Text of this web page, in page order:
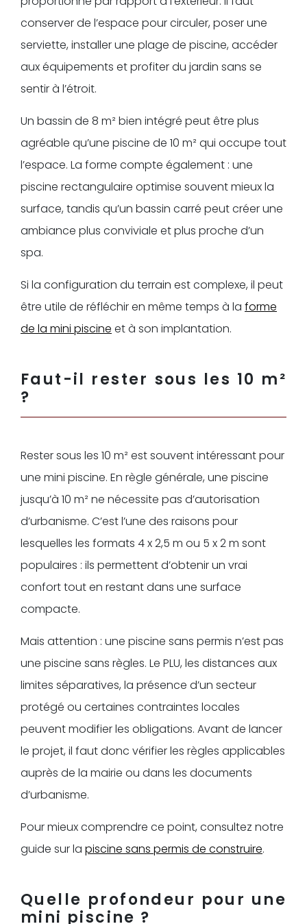
conserver de l’espace pour circuler, poser une
serviette, installer une plage de piscine, accéder
aux équipements et profiter du jardin sans se
sentir à l’étroit.
Un bassin de 8 m² bien intégré peut être plus
agréable qu’une piscine de 10 m² qui occupe tout
l’espace. La forme compte également : une
piscine rectangulaire optimise souvent mieux la
surface, tandis qu’un bassin carré peut créer une
ambiance plus conviviale et plus proche d’un
spa.
Si la configuration du terrain est complexe, il peut
être utile de réfléchir en même temps à la forme
de la mini piscine et à son implantation.
Faut-il rester sous les 10 m²
?
Rester sous les 10 m² est souvent intéressant pour
une mini piscine. En règle générale, une piscine
jusqu’à 10 m² ne nécessite pas d’autorisation
d’urbanisme. C’est l’une des raisons pour
lesquelles les formats 4 x 2,5 m ou 5 x 2 m sont
populaires : ils permettent d’obtenir un vrai
confort tout en restant dans une surface
compacte.
Mais attention : une piscine sans permis n’est pas
une piscine sans règles. Le PLU, les distances aux
limites séparatives, la présence d’un secteur
protégé ou certaines contraintes locales
peuvent modifier les obligations. Avant de lancer
le projet, il faut donc vérifier les règles applicables
auprès de la mairie ou dans les documents
d’urbanisme.
Pour mieux comprendre ce point, consultez notre
guide sur la piscine sans permis de construire.
Quelle profondeur pour une
mini piscine ?